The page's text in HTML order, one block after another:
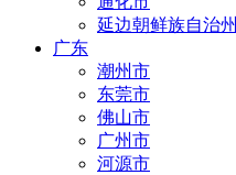
延边朝鲜族自治州
广东
潮州市
东莞市
佛山市
广州市
河源市